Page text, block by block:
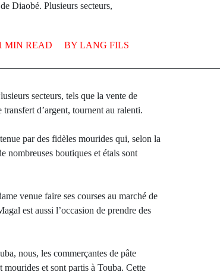
Diaobé. Plusieurs secteurs,
BY LANG FILS
MIN READ
secteurs, tels que la vente de
d’argent, tournent au ralenti.
par des fidèles mourides qui, selon la
nombreuses boutiques et étals sont
venue faire ses courses au marché de
est aussi l’occasion de prendre des
nous, les commerçantes de pâte
et sont partis à Touba. Cette